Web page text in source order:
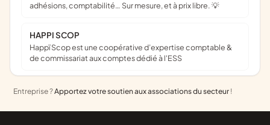
adhésions, comptabilité… Sur mesure, et à prix libre. 💡
HAPPI SCOP
Happï Scop est une coopérative d’expertise comptable &
de commissariat aux comptes dédié à l'ESS
Entreprise ?Apportez votre soutien aux associations du secteur !